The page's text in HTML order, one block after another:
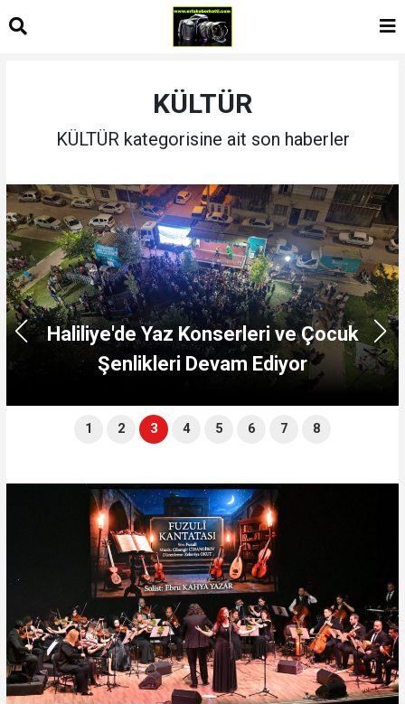
KÜLTÜR
KÜLTÜR kategorisine ait son haberler
Karaköprü'ye Dijital Eğitim Merkezi
Kazandırılıyor
1 2 3 4 5 6 7 8